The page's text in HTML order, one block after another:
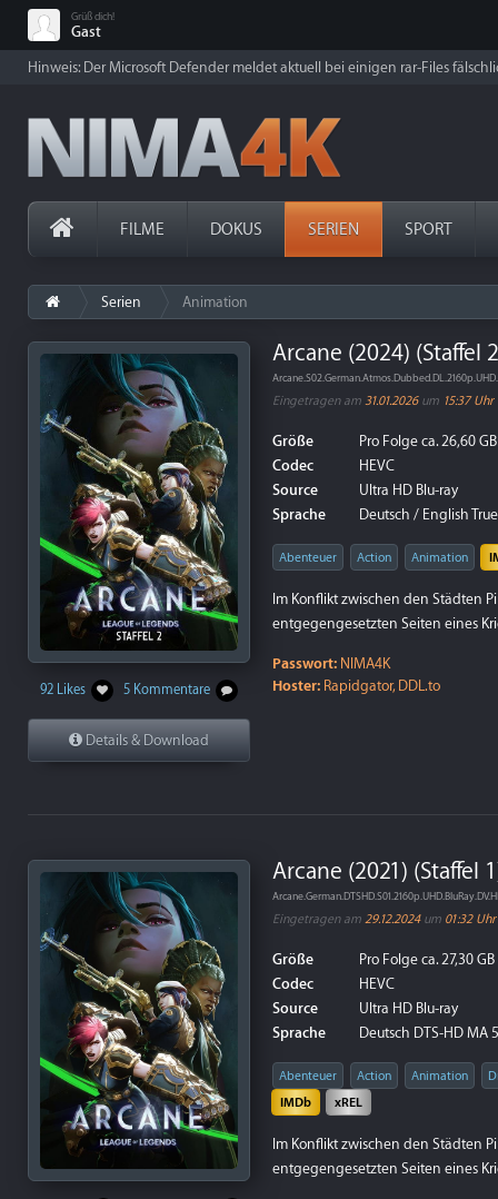
Grüß dich!
Gast
Hinweis: Der Microsoft Defender meldet aktuell bei einigen rar-Files
FILME DOKUS SERIEN SPORT
Serien Animation
92 Likes 5 Kommentare
Details & Download
Arcane (2024) (Staffel
Eingetragen am 31.01.2026um 15:37 Uhr
Größe
Pro Folge ca. 26,60 GB
Codec
HEVC
Source
Ultra HD Blu-ray
Sprache
Deutsch / English
Abenteuer Action Animation
Im Konflikt zwischen den Städten
entgegengesetzten Seiten eines
Passwort: NIMA4K
Hoster: Rapidgator, DDL.to
Arcane (2021) (Staffel
Eingetragen am 29.12.2024um 01:32 Uhr
Größe
Pro Folge ca. 27,30 GB
Codec
HEVC
Source
Ultra HD Blu-ray
Sprache
Deutsch DTS-HD MA
Abenteuer Action Animation
IMDb
xREL
Im Konflikt zwischen den Städten
entgegengesetzten Seiten eines